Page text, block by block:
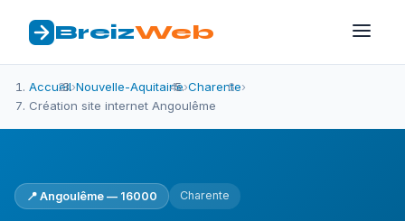
BreizWeb
Accueil›Nouvelle-Aquitaine›Charente›
Création site internet Angoulême
📍 Angoulême — 16000 Charente